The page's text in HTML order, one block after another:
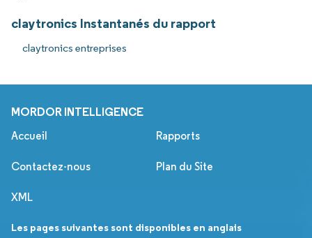
claytronics Instantanés du rapport
claytronics entreprises
MORDOR INTELLIGENCE
Accueil Rapports
Contactez-nous Plan du Site
XML
Les pages suivantes sont disponibles en anglais